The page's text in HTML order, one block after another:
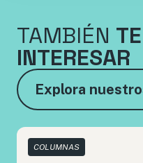
TAMBIÉN
INTERESAR
Explora
COLUMNAS